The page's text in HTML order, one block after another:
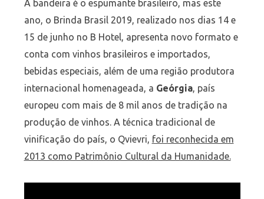
A bandeira é o espumante brasileiro, mas este
ano, o Brinda Brasil 2019, realizado nos dias 14 e
15 de junho no B Hotel, apresenta novo formato e
conta com vinhos brasileiros e importados,
bebidas especiais, além de uma região produtora
internacional homenageada, a Geórgia, país
europeu com mais de 8 mil anos de tradição na
produção de vinhos. A técnica tradicional de
vinificação do país, o Qvievri, foi reconhecida em
2013 como Patrimônio Cultural da Humanidade.